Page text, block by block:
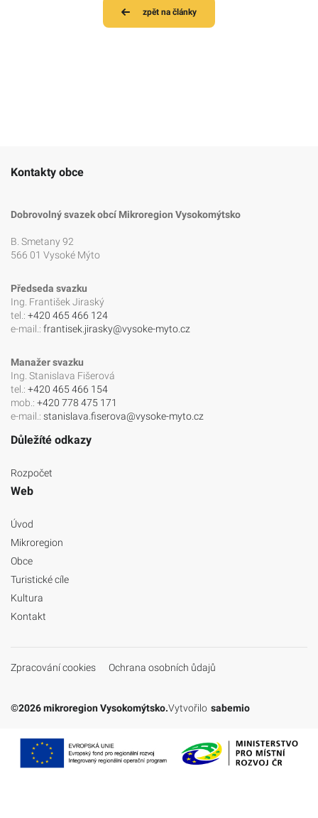
zpět na články
Kontakty obce
Dobrovolný svazek obcí Mikroregion Vysokomýtsko
B. Smetany 92
566 01 Vysoké Mýto
Předseda svazku
Ing. František Jiraský
tel.: +420 465 466 124
e-mail.: frantisek.jirasky@vysoke-myto.cz
Manažer svazku
Ing. Stanislava Fišerová
tel.: +420 465 466 154
mob.: +420 778 475 171
e-mail.: stanislava.fiserova@vysoke-myto.cz
Důležíté odkazy
Rozpočet
Web
Úvod
Mikroregion
Obce
Turistické cíle
Kultura
Kontakt
Zpracování cookies Ochrana osobních ůdajů
©2026 mikroregion Vysokomýtsko.Vytvořilo sabemio